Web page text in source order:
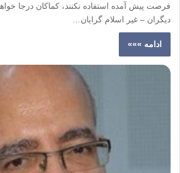
فرصت پیش آمده استفاده نکنند، کماکان درجا
دیگران – غیر اسلام گرایان…
ادامه »»»